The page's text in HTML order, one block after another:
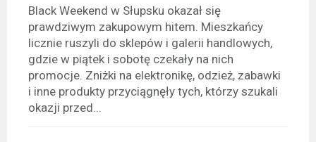
Black Weekend w Słupsku okazał się
prawdziwym zakupowym hitem. Mieszkańcy
licznie ruszyli do sklepów i galerii handlowych,
gdzie w piątek i sobotę czekały na nich
promocje. Zniżki na elektronikę, odzież, zabawki
i inne produkty przyciągnęły tych, którzy szukali
okazji przed...